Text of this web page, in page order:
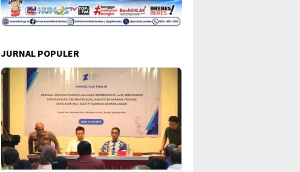
JURNAL POPULER